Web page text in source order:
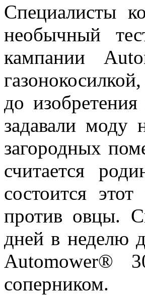
Специалисты
необычный
кампании
до
задавали моду
загородных
считается
состоится
против овцы.
дней в неделю
Automower®
соперником.